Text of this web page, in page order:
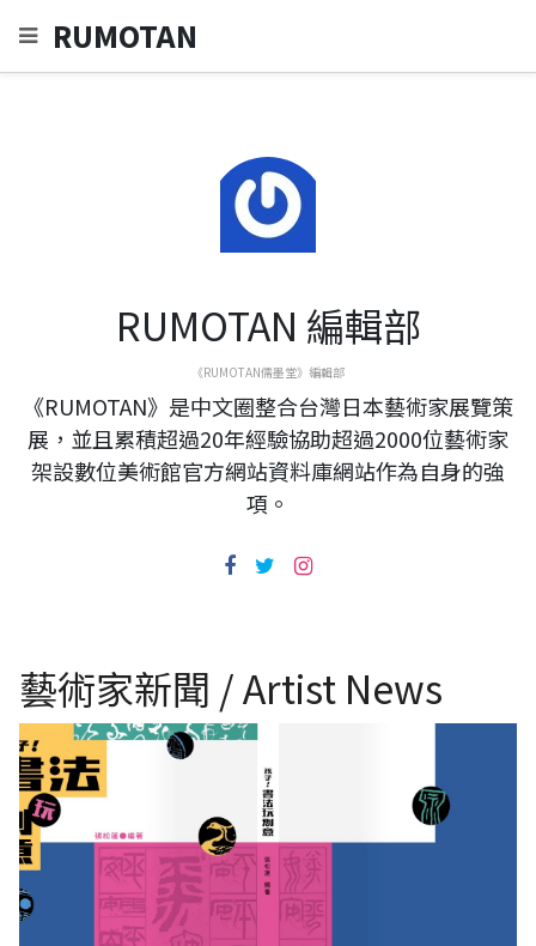
RUMOTAN
RUMOTAN 編輯部
《RUMOTAN儒墨堂》編輯部
《RUMOTAN》是中文圈整合台灣日本藝術家展覽策
展，並且累積超過20年經驗協助超過2000位藝術家
架設數位美術館官方網站資料庫網站作為自身的強
項。
藝術家新聞 / Artist News